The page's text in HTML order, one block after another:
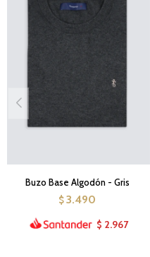
Buzo Base Algodón - Gris
$ 3.490
$ 2.967